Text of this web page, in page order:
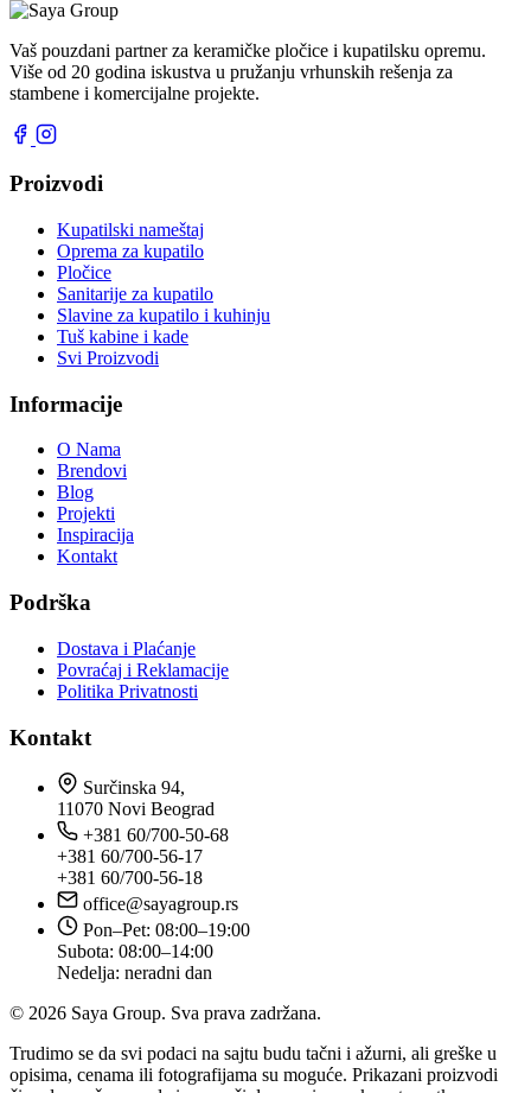
Vaš pouzdani partner za keramičke pločice i kupatilsku opremu.
Više od 20 godina iskustva u pružanju vrhunskih rešenja za
stambene i komercijalne projekte.
Proizvodi
Kupatilski nameštaj
Oprema za kupatilo
Pločice
Sanitarije za kupatilo
Slavine za kupatilo i kuhinju
Tuš kabine i kade
Svi Proizvodi
Informacije
O Nama
Brendovi
Blog
Projekti
Inspiracija
Kontakt
Podrška
Dostava i Plaćanje
Povraćaj i Reklamacije
Politika Privatnosti
Kontakt
Surčinska 94,
11070 Novi Beograd
+381 60/700-50-68
+381 60/700-56-17
+381 60/700-56-18
office@sayagroup.rs
Pon–Pet: 08:00–19:00
Subota: 08:00–14:00
Nedelja: neradni dan
© 2026 Saya Group. Sva prava zadržana.
Trudimo se da svi podaci na sajtu budu tačni i ažurni, ali greške u
opisima, cenama ili fotografijama su moguće. Prikazani proizvodi